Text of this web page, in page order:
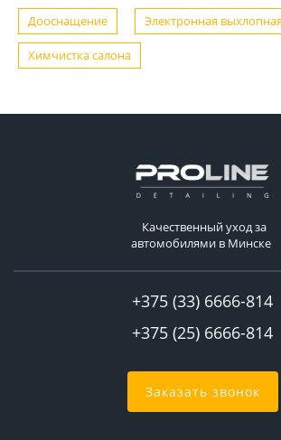
Дооснащение Электронная
Химчистка салона
Качественный уход за
автомобилями в Минске
+375 (33) 6666-814
+375 (25) 6666-814
Заказать звонок